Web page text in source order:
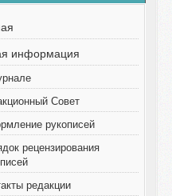
информация
информация
Совет
рукописей
рецензирования
редакции